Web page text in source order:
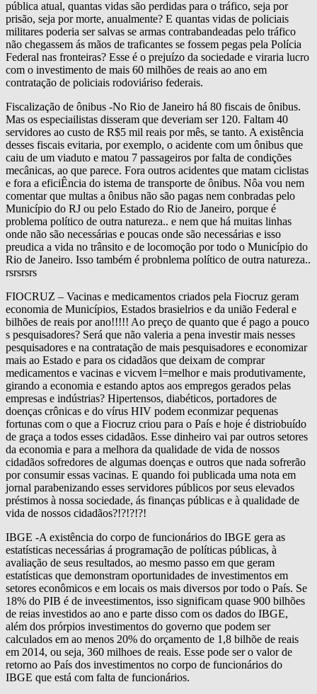
pública atual, quantas vidas são perdidas para o tráfico, seja por
prisão, seja por morte, anualmente? E quantas vidas de policiais
militares poderia ser salvas se armas contrabandeadas pelo tráfico
não chegassem ás mãos de traficantes se fossem pegas pela Polícia
Federal nas fronteiras? Esse é o prejuízo da sociedade e viraria lucro
com o investimento de mais 60 milhões de reais ao ano em
contratação de policiais rodoviáriso federais.
Fiscalização de ônibus -No Rio de Janeiro há 80 fiscais de ônibus.
Mas os especiailistas disseram que deveriam ser 120. Faltam 40
servidores ao custo de R$5 mil reais por mês, se tanto. A existência
desses fiscais evitaria, por exemplo, o acidente com um ônibus que
caiu de um viaduto e matou 7 passageiros por falta de condições
mecânicas, ao que parece. Fora outros acidentes que matam ciclistas
e fora a eficiÊncia do istema de transporte de ônibus. Nôa vou nem
comentar que multas a ônibus não são pagas nem conbradas pelo
Município do RJ ou pelo Estado do Rio de Janeiro, porque é
problema político de outra natureza.. e nem que há muitas linhas
onde não são necessárias e poucas onde são necessárias e isso
preudica a vida no trânsito e de locomoção por todo o Município do
Rio de Janeiro. Isso também é probnlema político de outra natureza..
rsrsrsrs
FIOCRUZ – Vacinas e medicamentos criados pela Fiocruz geram
economia de Municípios, Estados brasielrios e da união Federal e
bilhões de reais por ano!!!!! Ao preço de quanto que é pago a pouco
s pesquisadores? Será que não valeria a pena investir mais nesses
pesquisadores e na contratação de mais pesquisadores e economizar
mais ao Estado e para os cidadãos que deixam de comprar
medicamentos e vacinas e vicvem l=melhor e mais produtivamente,
girando a economia e estando aptos aos empregos gerados pelas
empresas e indústrias? Hipertensos, diabéticos, portadores de
doenças crônicas e do vírus HIV podem econmizar pequenas
fortunas com o que a Fiocruz criou para o País e hoje é distriobuído
de graça a todos esses cidadãos. Esse dinheiro vai par outros setores
da economia e para a melhora da qualidade de vida de nossos
cidadãos sofredores de algumas doenças e outros que nada sofrerão
por consumir essas vacinas. E quando foi publicada uma nota em
jornal parabenizando esses servidores públicos por seus elevados
préstimos à nossa sociedade, ás finanças públicas e à qualidade de
vida de nossos cidadãos?!?!?!?!
IBGE -A existência do corpo de funcionários do IBGE gera as
estatísticas necessárias á programação de políticas públicas, à
avaliação de seus resultados, ao mesmo passo em que geram
estatísticas que demonstram oportunidades de investimentos em
setores econômicos e em locais os mais diversos por todo o País. Se
18% do PIB é de inveestimentos, isso significam quase 900 bilhões
de reias investidos ao ano e parte disso com os dados do IBGE,
além dos prórpios investimentos do governo que podem ser
calculados em ao menos 20% do orçamento de 1,8 bilhõe de reais
em 2014, ou seja, 360 milhoes de reais. Esse pode ser o valor de
retorno ao País dos investimentos no corpo de funcionários do
IBGE que está com falta de funcionários.